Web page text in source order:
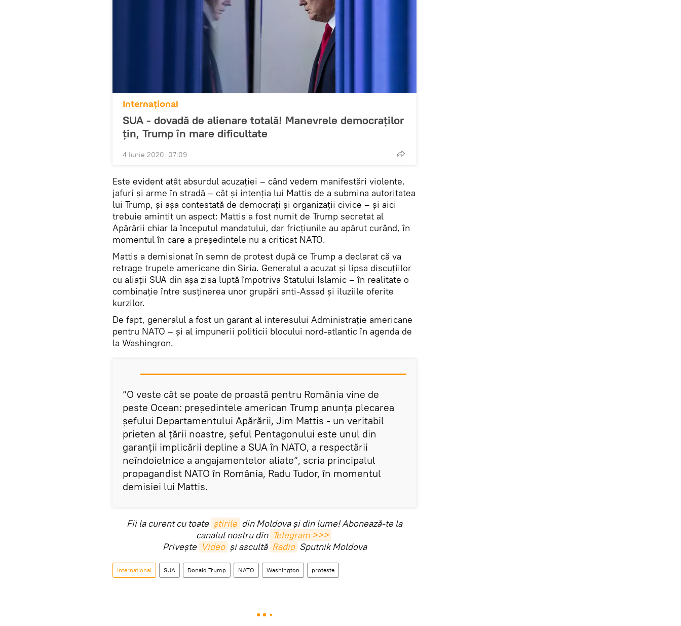
Internaţional
SUA - dovadă de alienare totală! Manevrele democraților
țin, Trump în mare dificultate
4 Iunie 2020, 07:09
Este evident atât absurdul acuzației – când vedem manifestări violente,
jafuri și arme în stradă – cât și intenția lui Mattis de a submina autoritatea
lui Trump, și așa contestată de democrați și organizații civice – și aici
trebuie amintit un aspect: Mattis a fost numit de Trump secretat al
Apărării chiar la începutul mandatului, dar fricțiunile au apărut curând, în
momentul în care a președintele nu a criticat NATO.
Mattis a demisionat în semn de protest după ce Trump a declarat că va
retrage trupele americane din Siria. Generalul a acuzat și lipsa discuţiilor
cu aliaţii SUA din așa zisa luptă împotriva Statului Islamic – în realitate o
combinație între susținerea unor grupări anti-Assad și iluziile oferite
kurzilor.
De fapt, generalul a fost un garant al interesului Administrație americane
pentru NATO – și al impunerii politicii blocului nord-atlantic în agenda de
la Washingron.
”O veste cât se poate de proastă pentru România vine de
peste Ocean: președintele american Trump anunța plecarea
șefului Departamentului Apărării, Jim Mattis - un veritabil
prieten al țării noastre, șeful Pentagonului este unul din
garanții implicării depline a SUA în NATO, a respectării
neîndoielnice a angajamentelor aliate”, scria principalul
propagandist NATO în România, Radu Tudor, în momentul
demisiei lui Mattis.
Fii la curent cu toate știrile din Moldova și din lume! Abonează-te la
canalul nostru din Telegram >>>
Privește Video și ascultă Radio Sputnik Moldova
Internaţional SUA Donald Trump NATO Washington proteste